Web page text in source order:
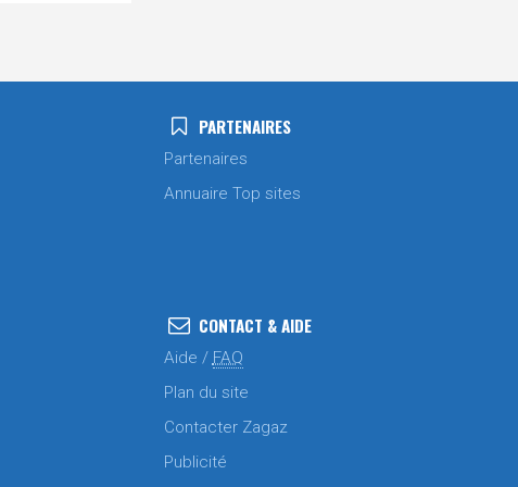
PARTENAIRES
Partenaires
Annuaire Top sites
CONTACT & AIDE
Aide / FAQ
Plan du site
Contacter Zagaz
Publicité